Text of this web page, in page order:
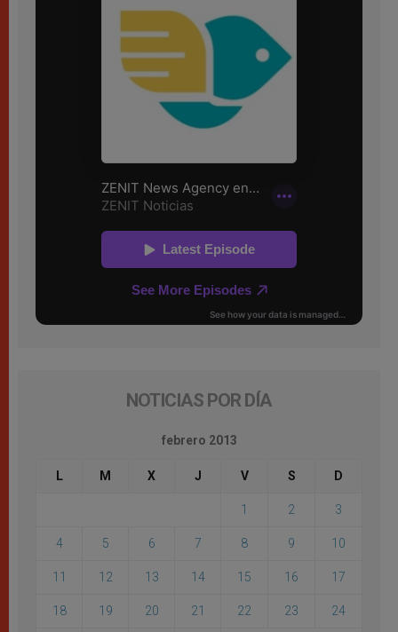
NOTICIAS POR DÍA
febrero 2013
L M X J V S D
1 2 3
4 5 6 7 8 9 10
11 12 13 14 15 16 17
18 19 20 21 22 23 24